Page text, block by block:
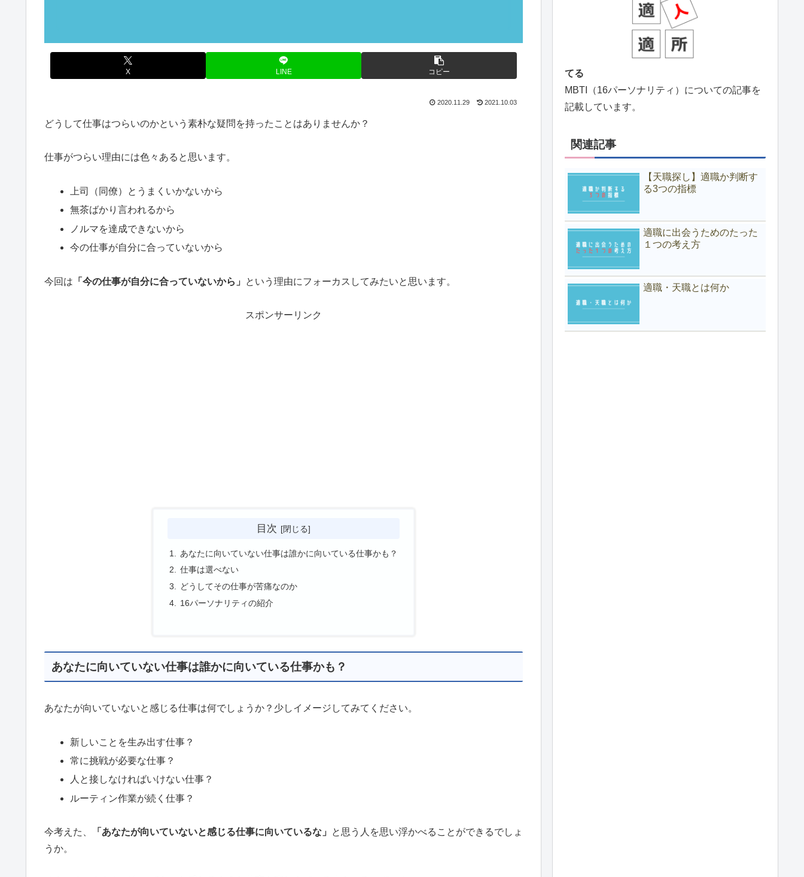
X LINE コピー
2020.11.29 2021.10.03
どうして仕事はつらいのかという素朴な疑問を持ったことはありませんか？
仕事がつらい理由には色々あると思います。
上司（同僚）とうまくいかないから
無茶ばかり言われるから
ノルマを達成できないから
今の仕事が自分に合っていないから
今回は 「今の仕事が自分に合っていないから」 という理由にフォーカスしてみたいと思います。
スポンサーリンク
目次
あなたに向いていない仕事は誰かに向いている仕事かも？
仕事は選べない
どうしてその仕事が苦痛なのか
16パーソナリティの紹介
あなたに向いていない仕事は誰かに向いている仕事かも？
あなたが向いていないと感じる仕事は何でしょうか？少しイメージしてみてください。
新しいことを生み出す仕事？
常に挑戦が必要な仕事？
人と接しなければいけない仕事？
ルーティン作業が続く仕事？
今考えた、 「あなたが向いていないと感じる仕事に向いているな」
と思う人を思い浮かべることができるでしょ
うか。
てる
MBTI（16パーソナリティ）についての記事を
記載しています。
関連記事
【天職探し】適職か判断す
る3つの指標
適職に出会うためのたった
１つの考え方
適職・天職とは何か